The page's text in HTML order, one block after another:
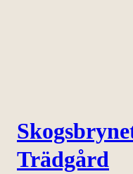
Trädgård